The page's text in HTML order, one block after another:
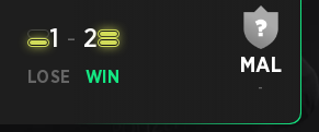
LOSE
1 - 2
WIN MAL
-